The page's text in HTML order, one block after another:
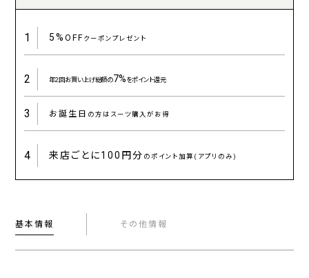
1 5%OFFクーポンプレゼント
2 年2回お買い上げ総額の7%をポイント還元
3 お誕生日 の方はスーツ購入がお得
4 来店ごとに100円分 のポイント加算(アプリのみ)
基本情報 その他情報